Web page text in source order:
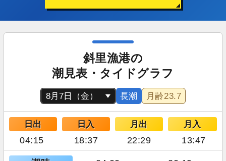
斜里漁港の
潮見表・タイドグラフ
長潮 月齢23.7
日出 日入 月出 月入
04:15 18:37 22:29 13:47